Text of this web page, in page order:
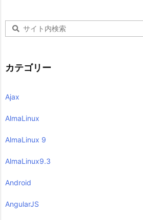
カテゴリー
Ajax
AlmaLinux
AlmaLinux 9
AlmaLinux9.3
Android
AngularJS